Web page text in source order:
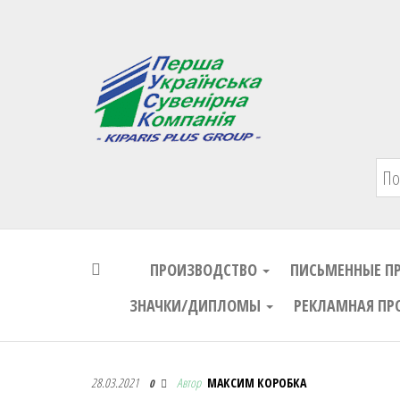
Первая Украинская Сувенирная
ПРОИЗВОДСТВО ПИСЬМЕННЫЕ
ЗНАЧКИ/ДИПЛОМЫ
РЕКЛАМНАЯ
Первая Украинская Сувенирная
28.03.2021 0 Автор МАКСИМ КОРОБКА